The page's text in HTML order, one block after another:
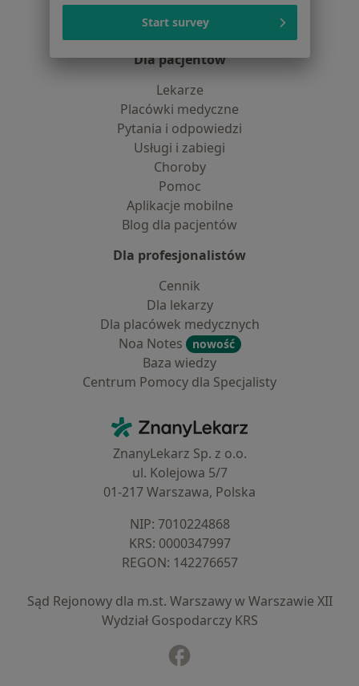
Centrum prasowe
Kontakt
Dla pacjentów
Lekarze
Placówki medyczne
Pytania i odpowiedzi
Usługi i zabiegi
Choroby
Pomoc
Aplikacje mobilne
Blog dla pacjentów
Dla profesjonalistów
Cennik
Dla lekarzy
Dla placówek medycznych
Noa Notes
nowość
Baza wiedzy
Centrum Pomocy dla Specjalisty
ZnanyLekarz - Strona główna
ZnanyLekarz Sp. z o.o.
ul. Kolejowa 5/7
01-217 Warszawa, Polska
NIP: ⁠7010224868
KRS: ⁠0000347997
REGON: ⁠142276657
Sąd Rejonowy dla m.st. Warszawy w Warszawie XII
Wydział Gospodarczy KRS
Start survey